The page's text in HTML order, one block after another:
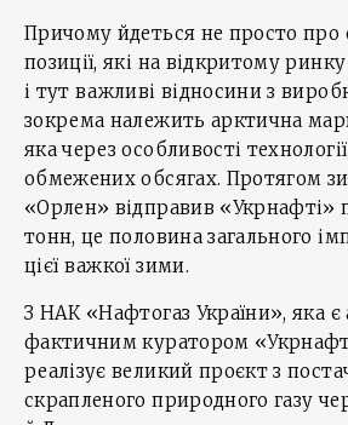
Причому йдеться не просто про
позиції, які на відкритому
і тут важливі відносини з
зокрема належить арктична
яка через особливості
обмежених обсягах. Протягом
«Орлен» відправив «Укрнафті»
тонн, це половина загального
цієї важкої зими.
З НАК «Нафтогаз України», яка є
фактичним куратором
реалізує великий проєкт з
скрапленого природного газу